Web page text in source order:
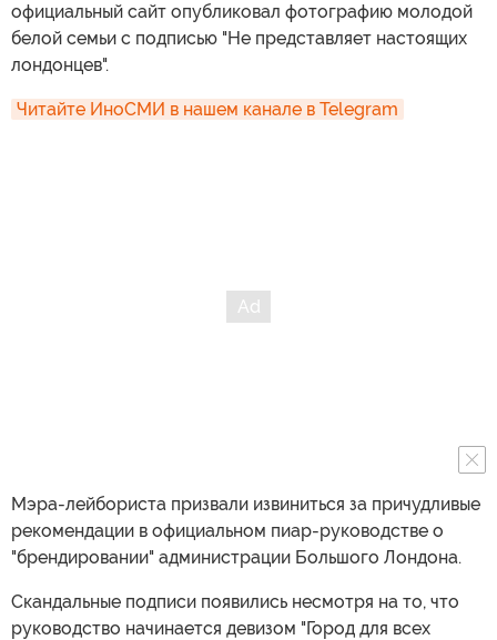
официальный сайт опубликовал фотографию молодой
белой семьи с подписью "Не представляет настоящих
лондонцев".
Читайте ИноСМИ в нашем канале в Telegram
Мэра-лейбориста призвали извиниться за причудливые
рекомендации в официальном пиар-руководстве о
"брендировании" администрации Большого Лондона.
Скандальные подписи появились несмотря на то, что
руководство начинается девизом "Город для всех